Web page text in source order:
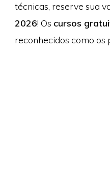
técnicas, reserve sua
2026! Os cursos
reconhecidos como os